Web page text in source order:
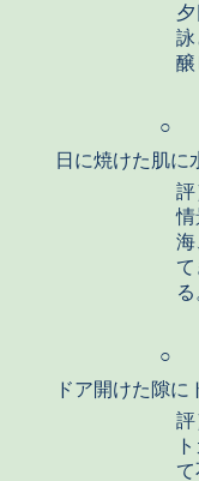
詠
醸
○
日に焼けた肌に
評
情
海
る
○
ドア開けた隙
評